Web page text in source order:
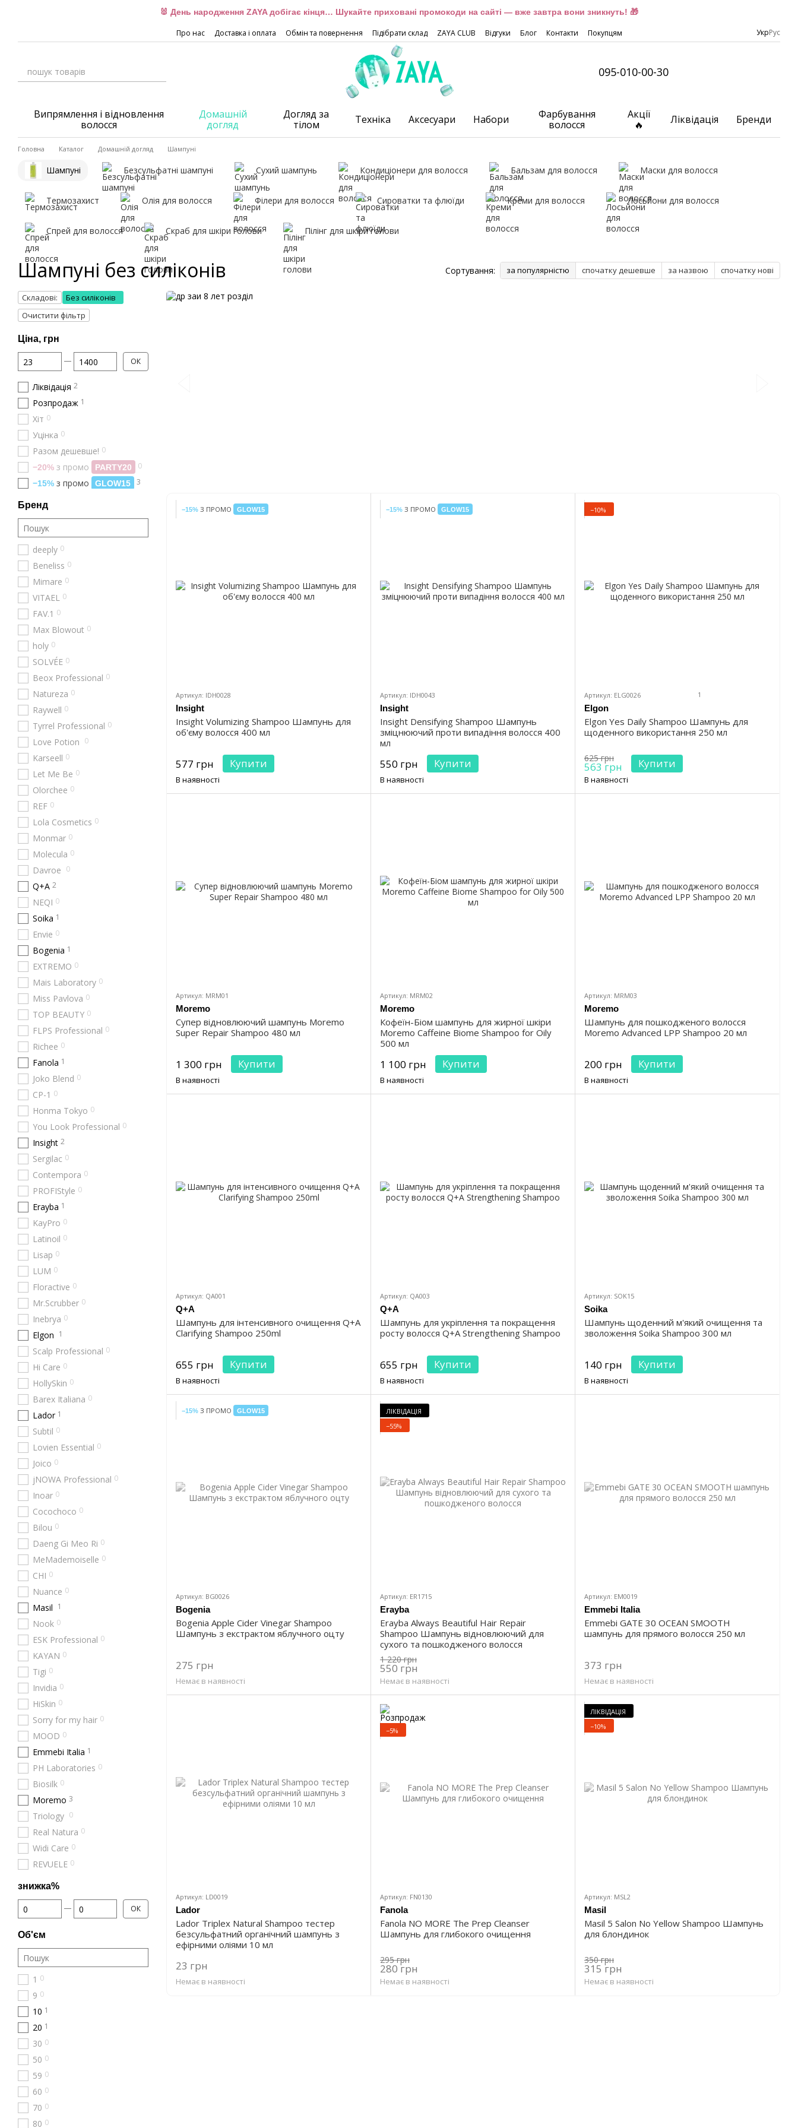
🐰 День народження ZAYA добігає кінця… Шукайте приховані промокоди на сайті — вже завтра вони зникнуть! 🎁
Про нас Доставка і оплата Обмін та повернення Підібрати склад ZAYA CLUB Відгуки Блог Контакти Покупцям УкрРус
095-010-00-30
Випрямлення і відновлення
волосся
Домашній
догляд
Догляд за
тілом
Техніка Аксесуари Набори
Фарбування
волосся
Акції
🔥
Ліквідація Бренди
Головна Каталог Домашній догляд Шампуні
Шампуні Безсульфатні шампуні Сухий шампунь Кондиціонери для волосся Бальзам для волосся Маски для волосся
Термозахист Олія для волосся Філери для волосся Сироватки та флюїди Креми для волосся Лосьйони для волосся
Спрей для волосся Скраб для шкіри голови Пілінг для шкіри голови
Шампуні без силіконів Сортування: за популярністю спочатку дешевше за назвою спочатку нові
−15% З ПРОМО GLOW15
Артикул: IDH0028
Insight
Insight Volumizing Shampoo Шампунь для
об'єму волосся 400 мл
577 грн Купити
В наявності
−15% З ПРОМО GLOW15
Артикул: IDH0043
Insight
Insight Densifying Shampoo Шампунь
зміцнюючий проти випадіння волосся 400
мл
550 грн Купити
В наявності
−10%
Артикул: ELG0026 1
Elgon
Elgon Yes Daily Shampoo Шампунь для
щоденного використання 250 мл
625 грн
563 грн Купити
В наявності
Артикул: MRM01
Moremo
Супер відновлюючий шампунь Moremo
Super Repair Shampoo 480 мл
1 300 грн Купити
В наявності
Артикул: MRM02
Moremo
Кофеїн-Біом шампунь для жирної шкіри
Moremo Caffeine Biome Shampoo for Oily
500 мл
1 100 грн Купити
В наявності
Артикул: MRM03
Moremo
Шампунь для пошкодженого волосся
Moremo Advanced LPP Shampoo 20 мл
200 грн Купити
В наявності
Артикул: QA001
Q+A
Шампунь для інтенсивного очищення Q+A
Clarifying Shampoo 250ml
655 грн Купити
В наявності
Артикул: QA003
Q+A
Шампунь для укріплення та покращення
росту волосся Q+A Strengthening Shampoo
655 грн Купити
В наявності
Артикул: SOK15
Soika
Шампунь щоденний м'який очищення та
зволоження Soika Shampoo 300 мл
140 грн Купити
В наявності
−15% З ПРОМО GLOW15
Артикул: BG0026
Bogenia
Bogenia Apple Cider Vinegar Shampoo
Шампунь з екстрактом яблучного оцту
275 грн
Немає в наявності
ЛІКВІДАЦІЯ
−55%
Артикул: ER1715
Erayba
Erayba Always Beautiful Hair Repair
Shampoo Шампунь відновлюючий для
сухого та пошкодженого волосся
1 220 грн
550 грн
Немає в наявності
Артикул: EM0019
Emmebi Italia
Emmebi GATE 30 OCEAN SMOOTH
шампунь для прямого волосся 250 мл
373 грн
Немає в наявності
Артикул: LD0019
Lador
Lador Triplex Natural Shampoo тестер
безсульфатний органічний шампунь з
ефірними оліями 10 мл
23 грн
Немає в наявності
−5%
Артикул: FN0130
Fanola
Fanola NO MORE The Prep Cleanser
Шампунь для глибокого очищення
295 грн
280 грн
Немає в наявності
ЛІКВІДАЦІЯ
−10%
Артикул: MSL2
Masil
Masil 5 Salon No Yellow Shampoo Шампунь
для блондинок
350 грн
315 грн
Немає в наявності
Складові:
Без силіконів
Очистити фільтр
Ціна, грн
Від Ціна, грн
До Ціна, грн ОК
Ліквідація 2
Розпродаж 1
Хіт 0
Уцінка 0
Разом дешевше! 0
−20% з промо PARTY20 0
−15% з промо GLOW15 3
Бренд
deeply 0
Beneliss 0
Mimare 0
VITAEL 0
FAV.1 0
Max Blowout 0
holy 0
SOLVÉE 0
Beox Professional 0
Natureza 0
Raywell 0
Tyrrel Professional 0
Love Potion 0
Karseell 0
Let Me Be 0
Olorchee 0
REF 0
Lola Cosmetics 0
Monmar 0
Molecula 0
Davroe 0
Q+A 2
NEQI 0
Soika 1
Envie 0
Bogenia 1
EXTREMO 0
Mais Laboratory 0
Miss Pavlova 0
TOP BEAUTY 0
FLPS Professional 0
Richee 0
Fanola 1
Joko Blend 0
CP-1 0
Honma Tokyo 0
You Look Professional 0
Insight 2
Sergilac 0
Contempora 0
PROFIStyle 0
Erayba 1
KayPro 0
Latinoil 0
Lisap 0
LUM 0
Floractive 0
Mr.Scrubber 0
Inebrya 0
Elgon 1
Scalp Professional 0
Hi Care 0
HollySkin 0
Barex Italiana 0
Lador 1
Subtil 0
Lovien Essential 0
Joico 0
jNOWA Professional 0
Inoar 0
Cocochoco 0
Bilou 0
Daeng Gi Meo Ri 0
MeMademoiselle 0
CHI 0
Nuance 0
Masil 1
Nook 0
ESK Professional 0
KAYAN 0
Tigi 0
Invidia 0
HiSkin 0
Sorry for my hair 0
MOOD 0
Emmebi Italia 1
PH Laboratories 0
Biosilk 0
Moremo 3
Triology 0
Real Natura 0
Widi Care 0
REVUELE 0
знижка%
Від знижка%
До знижка% ОК
Об'єм
1 0
9 0
10 1
20 1
30 0
50 0
59 0
60 0
70 0
80 0